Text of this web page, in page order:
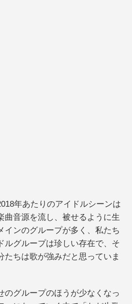
年あたりのアイドルシーンは
音源を流し、被せるように生
インのグループが多く、私たち
ルグループは珍しい存在で、そ
たちは歌が強みだと思っていま
グループのほうが少なくなっ